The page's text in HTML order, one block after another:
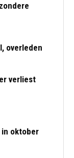
overleden
verliest
in oktober